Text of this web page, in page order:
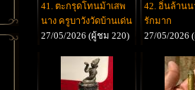
41. ตะกรุดโทนม้าเสพ
นาง ครูบาวังวัดบ้านเด่น
27/05/2026 (ผู้ชม 220)
42. อิ่นล้านน
รักมาก
27/05/2026